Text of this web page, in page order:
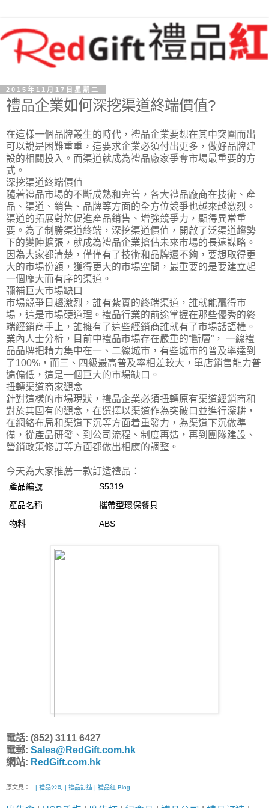
2015年11月17日星期二
禮品企業如何深挖渠道終端價值?
在這樣一個品牌叢生的時代，禮品企業要想在其中突圍而出
可以說是困難重重，這要求企業必須付出更多，做好品牌建
設的相關投入。而渠道就成為禮品廠家爭奪市場最重要的方
式。
深挖渠道終端價值
隨着禮品市場的不斷成熟和完善，各大禮品廠商在技術、產
品、渠道、銷售、品牌等方面的全方位競爭也越來越激烈。
渠道的拓展對於促進產品銷售、增強競爭力，顯得異常重
要。為了制勝渠道終端，深挖渠道價值，開啟了泛渠道趨勢
下的變陣擴張，就成為禮品企業搶佔未來市場的長遠謀略。
因為大家都清楚，僅僅有了技術和品牌還不夠，要想取得更
大的市場份額，獲得更大的市場空間，最重要的是要建立起
一個龐大而有序的渠道。
彌補巨大市場缺口
市場競爭日趨激烈，誰有紮實的終端渠道，誰就能贏得市
場，這是市場硬道理。禮品行業的前途掌握在那些優秀的終
端經銷商手上，誰擁有了這些經銷商誰就有了市場話語權。
業內人士分析，目前中禮品市場存在嚴重的“斷層”， 一線禮
品品牌把精力集中在一、二線城市，有些城市的普及率達到
了100%，而三、四級最高普及率相差較大，單店銷售能力普
遍偏低，這是一個巨大的市場缺口。
扭轉渠道商家觀念
針對這樣的市場現狀，禮品企業必須扭轉原有渠道經銷商和
對於其固有的觀念，在選擇以渠道作為突破口並進行深耕，
在網絡布局和渠道下沉等方面着重發力，為渠道下沉做準
備，從產品研發、到公司流程、制度再造，再到團隊建設、
營銷政策修訂等方面都做出相應的調整。
今天為大家推薦一款訂造禮品：
產品編號
S5319
產品名稱
攜帶型環保餐具
物料
ABS
電話: (852) 3111 6427
電郵: Sales@RedGift.com.hk
網站: RedGift.com.hk
原文見： - | 禮品公司 | 禮品訂造 | 禮品紅 Blog